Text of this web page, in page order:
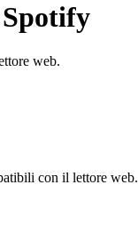
web.
con il lettore web.